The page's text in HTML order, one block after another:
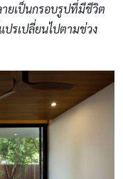
ยเป็นกรอบรูปที่มีชีวิต
รเปลี่ยนไปตามช่วง